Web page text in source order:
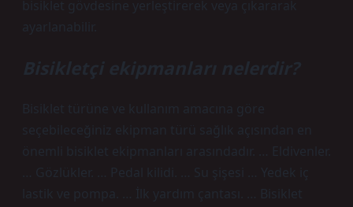
bisiklet gövdesine yerleştirerek veya çıkararak
ayarlanabilir.
Bisikletçi ekipmanları nelerdir?
Bisiklet türüne ve kullanım amacına göre
seçebileceğiniz ekipman türü sağlık açısından en
önemli bisiklet ekipmanları arasındadır. … Eldivenler.
… Gözlükler. … Pedal kilidi. … Su şişesi … Yedek iç
lastik ve pompa. … İlk yardım çantası. … Bisiklet